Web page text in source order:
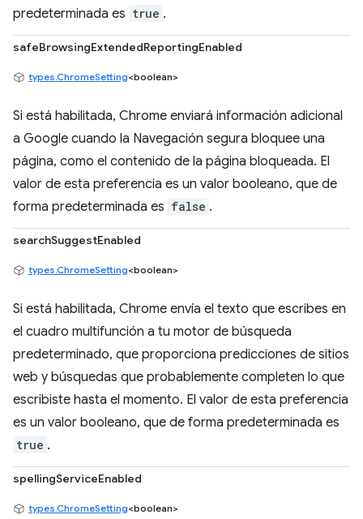
predeterminada es true .
safeBrowsingExtendedReportingEnabled
types.ChromeSetting<boolean>
Si está habilitada, Chrome enviará información adicional
a Google cuando la Navegación segura bloquee una
página, como el contenido de la página bloqueada. El
valor de esta preferencia es un valor booleano, que de
forma predeterminada es false .
searchSuggestEnabled
types.ChromeSetting<boolean>
Si está habilitada, Chrome envía el texto que escribes en
el cuadro multifunción a tu motor de búsqueda
predeterminado, que proporciona predicciones de sitios
web y búsquedas que probablemente completen lo que
escribiste hasta el momento. El valor de esta preferencia
es un valor booleano, que de forma predeterminada es
true .
spellingServiceEnabled
types.ChromeSetting<boolean>